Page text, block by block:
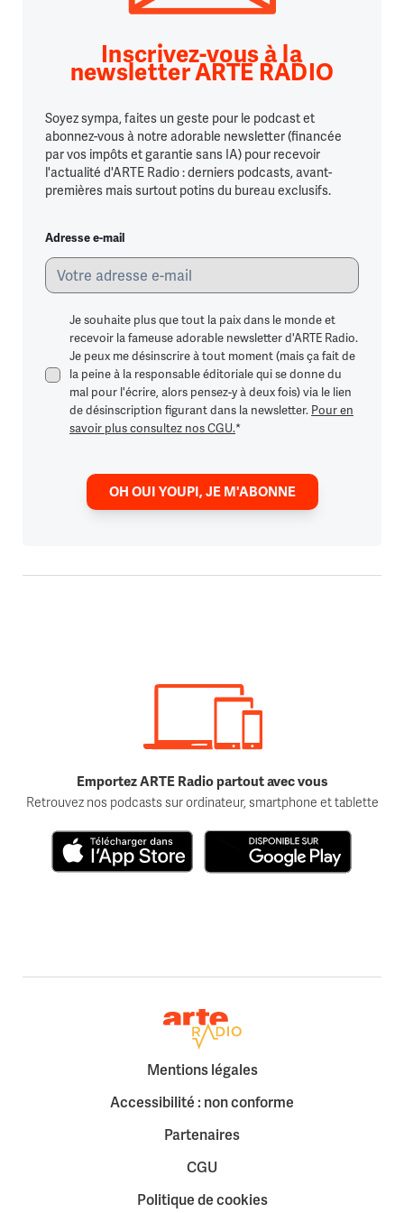
Inscrivez-vous à la
newsletter ARTE RADIO
Soyez sympa, faites un geste pour le podcast et
abonnez-vous à notre adorable newsletter (financée
par vos impôts et garantie sans IA) pour recevoir
l'actualité d'ARTE Radio : derniers podcasts, avant-
premières mais surtout potins du bureau exclusifs.
Adresse e-mail
Je souhaite plus que tout la paix dans le monde et
recevoir la fameuse adorable newsletter d'ARTE Radio.
Je peux me désinscrire à tout moment (mais ça fait de
la peine à la responsable éditoriale qui se donne du
mal pour l'écrire, alors pensez-y à deux fois) via le lien
de désinscription figurant dans la newsletter. Pour en
savoir plus consultez nos CGU.*
OH OUI YOUPI, JE M'ABONNE
Emportez ARTE Radio partout avec vous
Retrouvez nos podcasts sur ordinateur, smartphone et tablette
Retour à la page d'accueil
Mentions légales
Accessibilité : non conforme
Partenaires
CGU
Politique de cookies